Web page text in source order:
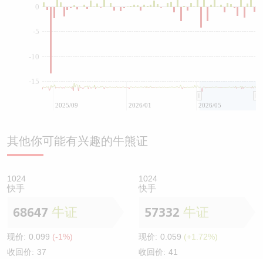
0
-15
-10
-5
2025/09 2026/01 2026/05
其他你可能有兴趣的牛熊证
1024
快手
68647 牛证
现价: 0.099 (-1%)
收回价: 37
1024
快手
57332 牛证
现价: 0.059 (+1.72%)
收回价: 41